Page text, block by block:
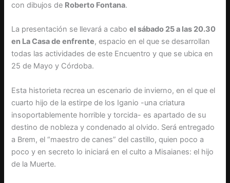
con dibujos de Roberto Fontana.
La presentación se llevará a caboel sábado 25 a las 20.30
en La Casa de enfrente, espacio en el que se desarrollan
todas las actividades de este Encuentro y que se ubica en
25 de Mayo y Córdoba.
Esta historieta recrea un escenario de invierno, en el que el
cuarto hijo de la estirpe de los Iganio -una criatura
insoportablemente horrible y torcida- es apartado de su
destino de nobleza y condenado al olvido. Será entregado
a Brem, el “maestro de canes” del castillo, quien poco a
poco y en secreto lo iniciará en el culto a Misaianes: el hijo
de la Muerte.